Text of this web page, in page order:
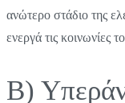
ανώτερο στάδιο της
ενεργά τις κοινωνίες
Β)